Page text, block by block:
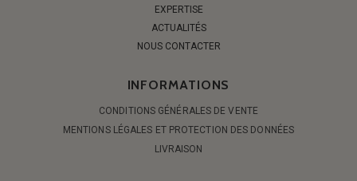
EXPERTISE
ACTUALITÉS
NOUS CONTACTER
INFORMATIONS
CONDITIONS GÉNÉRALES DE VENTE
MENTIONS LÉGALES ET PROTECTION DES DONNÉES
LIVRAISON